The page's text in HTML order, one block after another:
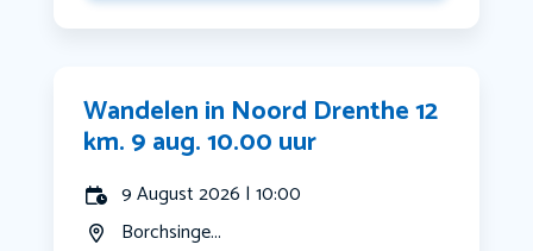
Wandelen in Noord Drenthe 12
km. 9 aug. 10.00 uur
9 August 2026 | 10:00
Borchsinge...